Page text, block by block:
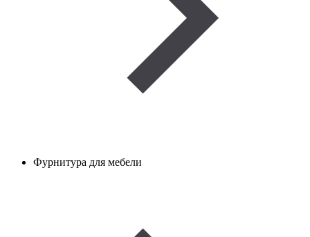
Фурнитура для мебели